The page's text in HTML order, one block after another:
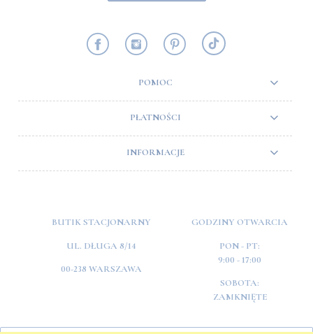
POMOC
PŁATNOŚCI
INFORMACJE
BUTIK STACJONARNY
UL. DŁUGA 8/14
00-238 WARSZAWA
GODZINY OTWARCIA
PON - PT:
9:00 - 17:00
SOBOTA:
ZAMKNIĘTE